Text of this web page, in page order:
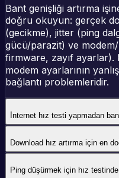
Bant genişliği artırma
doğru okuyun: gerçek
(gecikme), jitter (ping
gücü/parazit) ve
firmware, zayıf ayarlar).
modem ayarlarının
bağlantı problemleridir.
İnternet hız testi yapmadan
Download hız artırma için en
Ping düşürmek için hız